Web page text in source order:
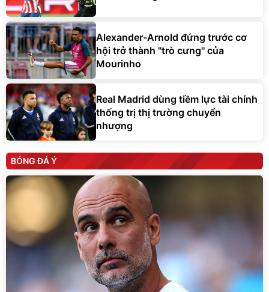
Alexander-Arnold đứng trước cơ
hội trở thành ''trò cưng'' của
Mourinho
Real Madrid dùng tiềm lực tài chính
thống trị thị trường chuyển
nhượng
BÓNG ĐÁ Ý